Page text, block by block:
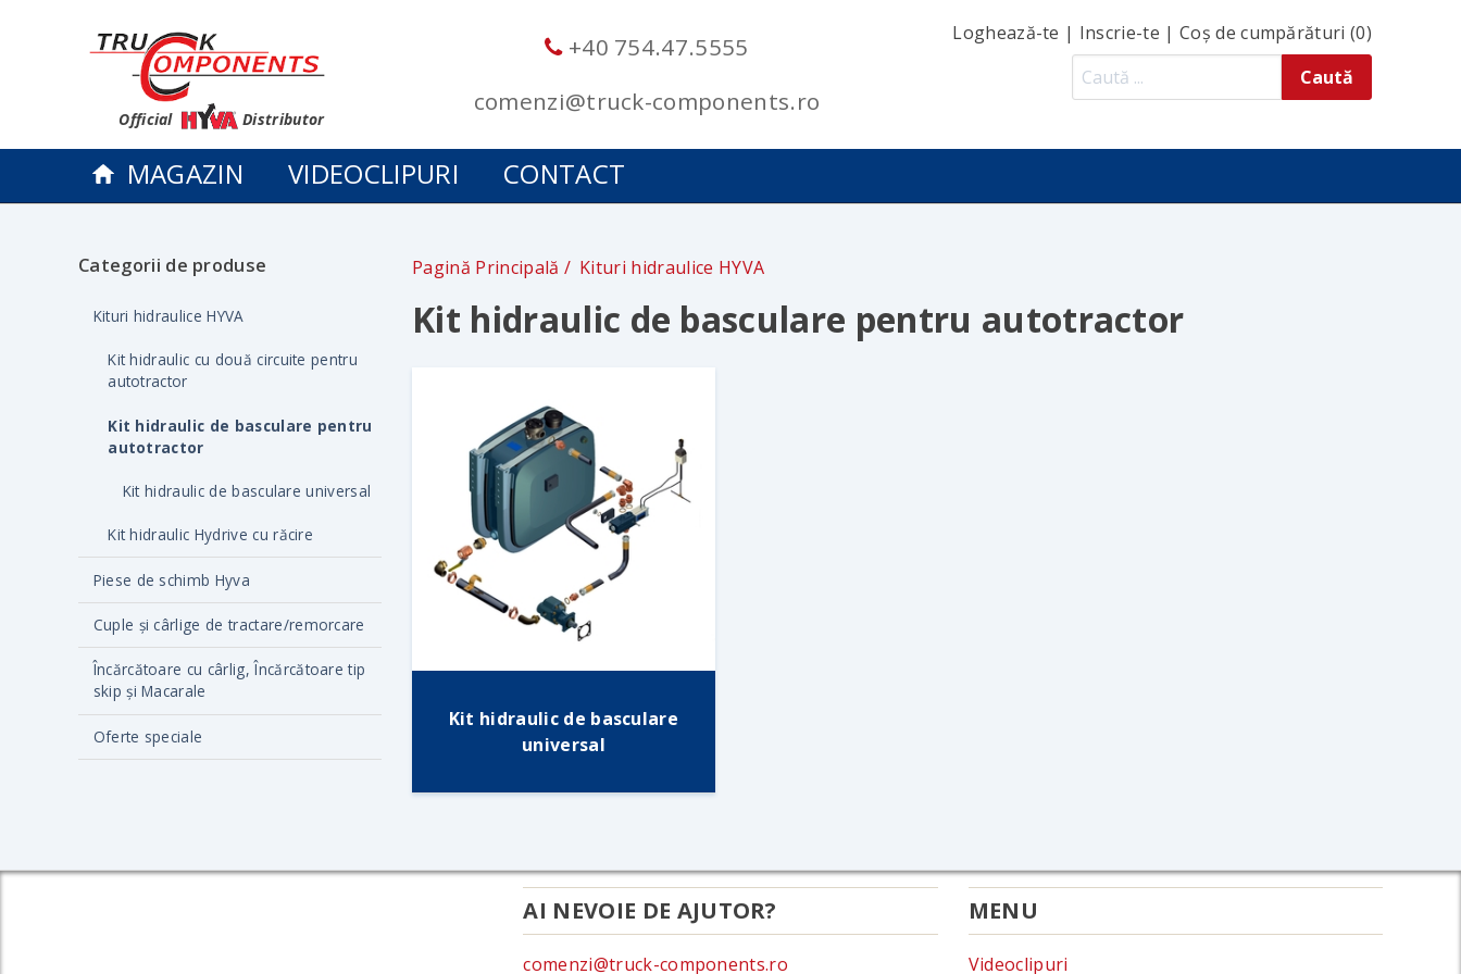
Official Distributor
+40 754.47.5555
comenzi@truck-components.ro
Loghează-te | Inscrie-te | Coș de cumpărături (0)
MAGAZIN VIDEOCLIPURI CONTACT
Categorii de produse
Kituri hidraulice HYVA
Kit hidraulic cu două circuite pentru
autotractor
Kit hidraulic de basculare pentru
autotractor
Kit hidraulic de basculare universal
Kit hidraulic Hydrive cu răcire
Piese de schimb Hyva
Cuple și cârlige de tractare/remorcare
Încărcătoare cu cârlig, Încărcătoare tip
skip și Macarale
Oferte speciale
Pagină Principală Kituri hidraulice HYVA
Kit hidraulic de basculare pentru autotractor
Kit hidraulic de basculare
universal
AI NEVOIE DE AJUTOR?
comenzi@truck-components.ro
MENU
Videoclipuri